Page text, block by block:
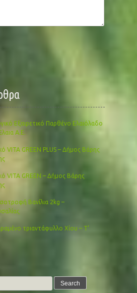
Εξαιρετικό Παρθένο Ελαιόλαδο
Α.Ε.
VITA GREEN PLUS – Δήμος Βάρης
VITA GREEN – Δήμος Βάρης
Βανίλια 2kg –
τριαντάφυλλο Χίου – Τ’